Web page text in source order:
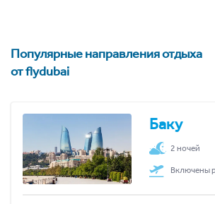
Популярные направления отдыха
от flydubai
Баку
2 ночей
Включены